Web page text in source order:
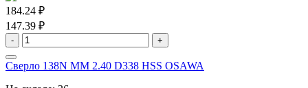
184.24 ₽
147.39 ₽
- +
Сверло 138N MM 2.40 D338 HSS OSAWA